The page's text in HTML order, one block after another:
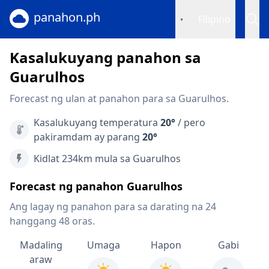
panahon.ph
Kasalukuyang panahon sa
Guarulhos
Forecast ng ulan at panahon para sa Guarulhos.
Kasalukuyang temperatura 20°/ pero
pakiramdam ay parang 20°
Kidlat 234km mula sa Guarulhos
Forecast ng panahon Guarulhos
Ang lagay ng panahon para sa darating na 24
hanggang 48 oras.
Madaling
araw
Umaga Hapon Gabi